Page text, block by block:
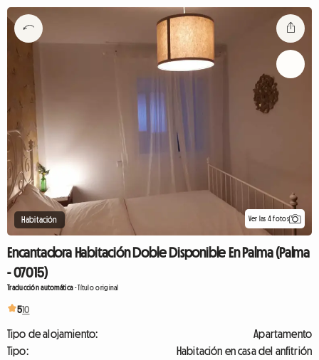
Habitación Ver las 4 fotos
Encantadora Habitación Doble Disponible En Palma (Palma
- 07015)
Traducción automática-Título original
510
Tipo de alojamiento:
Apartamento
Tipo:
Habitación en casa del anfitrión